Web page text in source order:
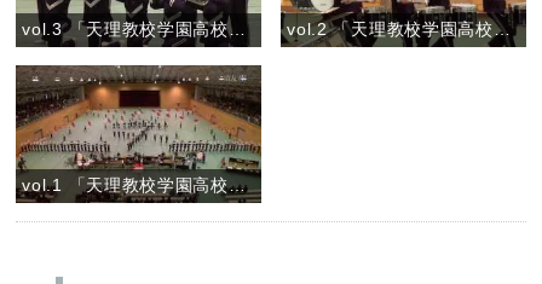
vol.3 「天理教校学園高校マーチングバンドVIOLET IMPULSE」 vol.2 「天理教校学園高校マーチングバンドVIOLET IMPULSE」
vol.1 「天理教校学園高校マーチングバンドVIOLET IMPULSE」